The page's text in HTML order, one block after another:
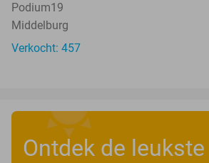
Podium19
Middelburg
Verkocht: 457
Ontdek de leukste